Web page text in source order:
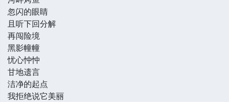
忽闪的眼睛
且听下回分解
再闯险境
黑影幢幢
忧心忡忡
甘地遗言
洁净的起点
我拒绝说它美丽